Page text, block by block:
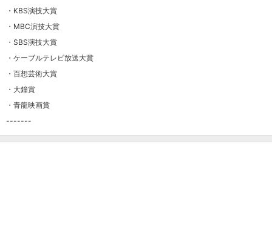
・KBS演技大賞
・MBC演技大賞
・SBS演技大賞
・ケーブルテレビ放送大賞
・百想芸術大賞
・大鐘賞
・青龍映画賞
-------